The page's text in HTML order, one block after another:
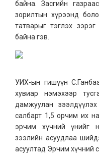
байна. Засгийн
зорилтын хүрээнд
татварыг тэглэх зэрэг
байна гэв.
УИХ-ын гишүүн
хувиар нэмэхээр
дамжуулан
салбарт 1,5 орчим их
эрчим хүчний үнийг
зээлийн асуудлаа
асуултад Эрчим хүчний